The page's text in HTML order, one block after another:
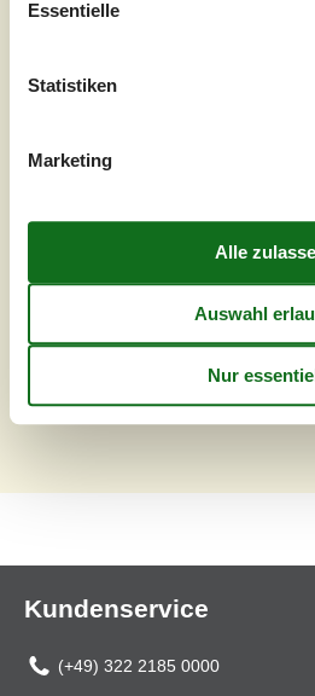
Schlafzimmer
Grundstück
Im Außenbereich verwöhnt das
Zwei große Bäume in der Mitte
rund um die Uhr im Freien
Rückzugsorten an mehreren S...
Zu Favoriten hinzufügen
Kundenservice
(+49) 322 2185 0000
Essentielle
Statistiken
Marketing